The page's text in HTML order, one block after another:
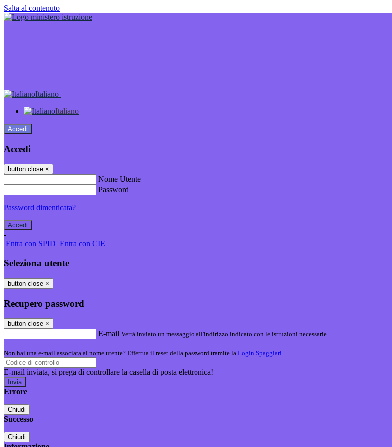
Salta al contenuto
Italiano
Italiano
Accedi
Accedi
button close ×
Nome Utente
Password
Password dimenticata?
-
Entra con SPID Entra con CIE
Seleziona utente
button close ×
Recupero password
button close ×
E-mail Verrà inviato un messaggio all'indirizzo indicato con le istruzioni necessarie.
Non hai una e-mail associata al nome utente? Effettua il reset della password tramite la Login Spaggiari
E-mail inviata, si prega di controllare la casella di posta elettronica!
Errore
Chiudi
Successo
Chiudi